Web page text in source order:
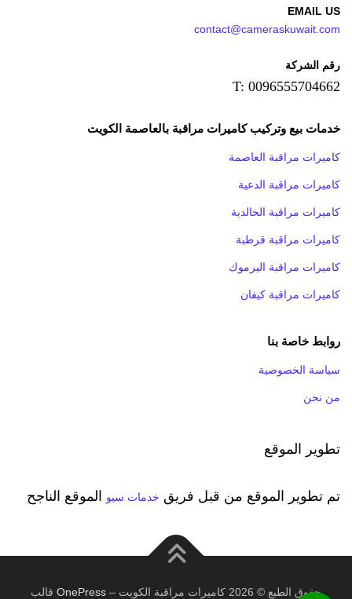
EMAIL US
contact@cameraskuwait.com
رقم الشركة
T: 0096555704662
خدمات بيع وتركيب كاميرات مراقبة بالعاصمة الكويت
كاميرات مراقبة العاصمة
كاميرات مراقبة الدعية
كاميرات مراقبة الخالدية
كاميرات مراقبة قرطبة
كاميرات مراقبة اليرموك
كاميرات مراقبة كيفان
روابط خاصة بنا
سياسة الخصوصية
من نحن
تطوير الموقع
تم تطوير الموقع من قبل فريق خدمات سيو الموقع الناجح
حقوق الطبع © 2026 كاميرات مراقبة الكويت –
OnePress قالب